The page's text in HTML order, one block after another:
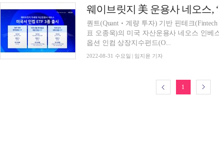
웨이브릿지 美 운용사 네오스,
퀀트(Quant‧계량 투자) 기반 핀테크
표 오종욱)의 미국 자산운용사 네오스 인베
옵션 인컴 상장지수펀드(O...
2022-08-31 수요일 | 임지윤 기자
1